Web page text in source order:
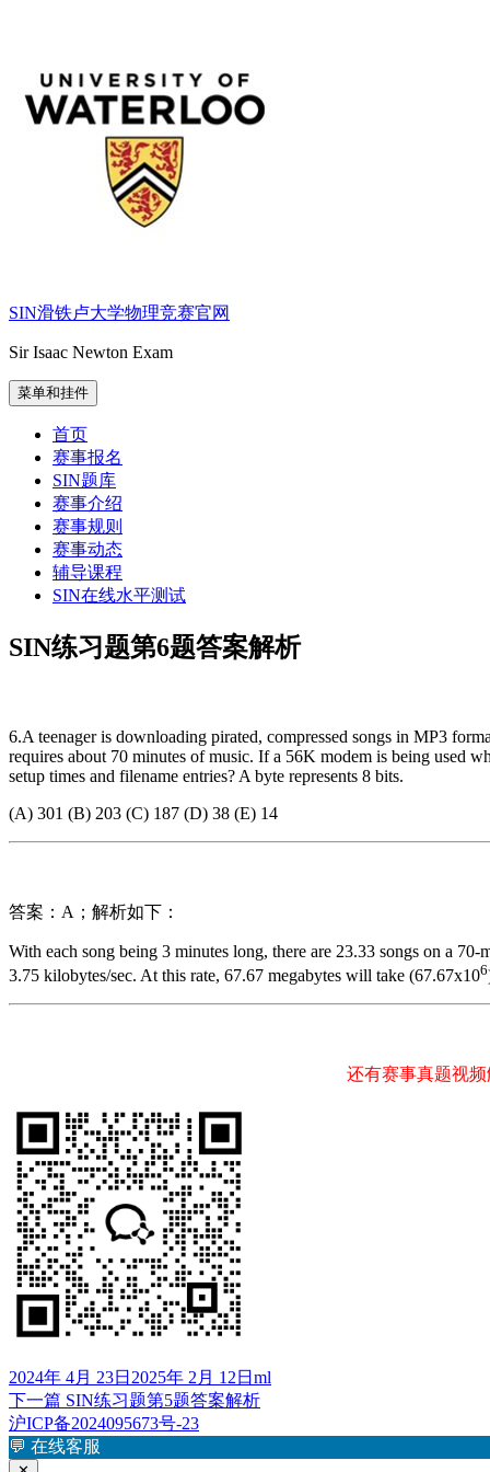
SIN滑铁卢大学物理竞赛官网
Sir Isaac Newton Exam
菜单和挂件
首页
赛事报名
SIN题库
赛事介绍
赛事规则
赛事动态
辅导课程
SIN在线水平测试
SIN练习题第6题答案解析
6.A teenager is downloading pirated, compressed songs in MP3
requires about 70 minutes of music. If a 56K modem is being used
setup times and filename entries? A byte represents 8 bits.
(A) 301 (B) 203 (C) 187 (D) 38 (E) 14
答案：A；解析如下：
With each song being 3 minutes long, there are 23.33 songs on a
3.75 kilobytes/sec. At this rate, 67.67 megabytes will take (67.67x106
还有赛事真题视
发
布
于
2024年 4月 23日 2025年 2月 12日 作
者
ml
文
章
下一篇 下
篇
文
SIN练习题第5题答案解析
沪ICP备2024095673号-23
💬 在线客服